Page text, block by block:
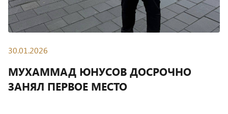
30.01.2026
МУХАММАД ЮНУСОВ ДОСРОЧНО
ЗАНЯЛ ПЕРВОЕ МЕСТО